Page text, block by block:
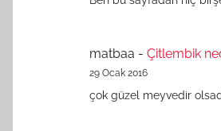
matbaa - Çitlembik
29 Ocak 2016
çok güzel meyvedir